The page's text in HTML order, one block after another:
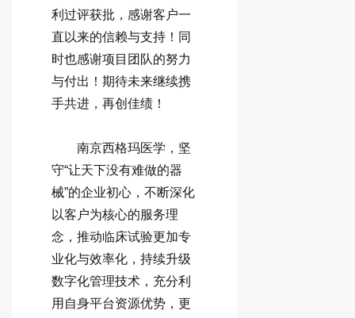
利过评获批，感谢客户一
直以来的信赖与支持！同
时也感谢项目团队的努力
与付出！期待未来继续携
手共进，再创佳绩！
南京西格玛医学，坚
守“让天下没有难做的器
械”的企业初心，不断深化
以客户为核心的服务理
念，推动临床试验更加专
业化与效率化，持续升级
数字化管理技术，充分利
用自身平台资源优势，更